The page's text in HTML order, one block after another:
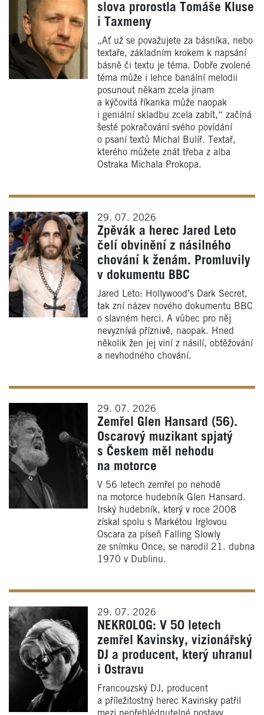
slova prorostla Tomáše Kluse
i Taxmeny
„Ať už se považujete za básníka, nebo
textaře, základním krokem k napsání
básně či textu je téma. Dobře zvolené
téma může i lehce banální melodii
posunout někam zcela jinam
a kýčovitá říkanka může naopak
i geniální skladbu zcela zabít,“ začíná
šesté pokračování svého povídání
o psaní textů Michal Bulíř. Textař,
kterého můžete znát třeba z alba
Ostraka Michala Prokopa.
29. 07. 2026
Zpěvák a herec Jared Leto
čelí obvinění z násilného
chování k ženám. Promluvily
v dokumentu BBC
Jared Leto: Hollywood’s Dark Secret,
tak zní název nového dokumentu BBC
o slavném herci. A vůbec pro něj
nevyznívá příznivě, naopak. Hned
několik žen jej viní z násilí, obtěžování
a nevhodného chování.
29. 07. 2026
Zemřel Glen Hansard (56).
Oscarový muzikant spjatý
s Českem měl nehodu
na motorce
V 56 letech zemřel po nehodě
na motorce hudebník Glen Hansard.
Irský hudebník, který v roce 2008
získal spolu s Markétou Irglovou
Oscara za píseň Falling Slowly
ze snímku Once, se narodil 21. dubna
1970 v Dublinu.
29. 07. 2026
NEKROLOG: V 50 letech
zemřel Kavinsky, vizionářský
DJ a producent, který uhranul
i Ostravu
Francouzský DJ, producent
a příležitostný herec Kavinsky patřil